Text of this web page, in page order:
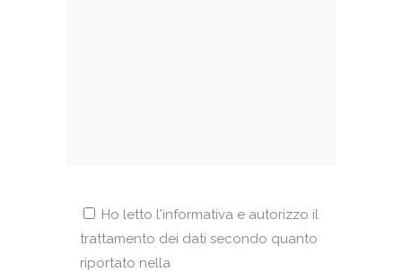
Ho letto l'informativa e autorizzo il
trattamento dei dati secondo quanto
riportato nella